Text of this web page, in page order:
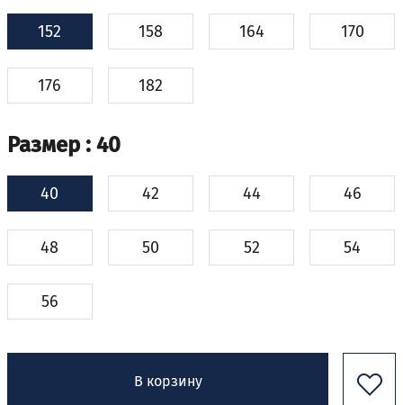
152 158 164 170
176 182
Размер : 40
40 42 44 46
48 50 52 54
56
В корзину